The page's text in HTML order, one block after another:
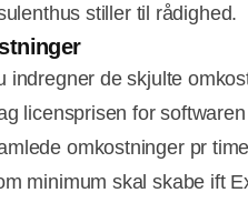
stiller til rådighed.
indregner de skjulte
licensprisen for
omkostninger pr
minimum skal skabe ift